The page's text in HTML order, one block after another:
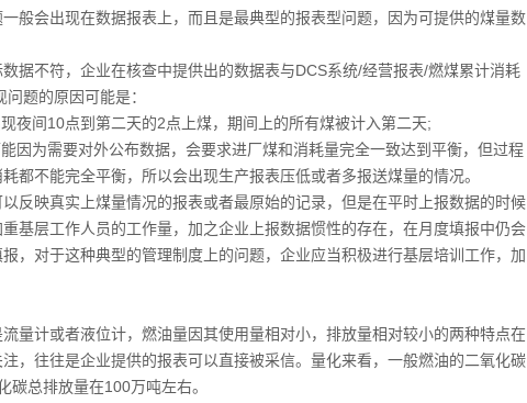
会出现在数据报表上，而且是最典型的报表型问题，因为可提供的煤量数
不符，企业在核查中提供出的数据表与DCS系统/经营报表/燃煤累计消耗
题的原因可能是：
间10点到第二天的2点上煤，期间上的所有煤被计入第二天;
为需要对外公布数据，会要求进厂煤和消耗量完全一致达到平衡，但过程
都不能完全平衡，所以会出现生产报表压低或者多报送煤量的情况。
映真实上煤量情况的报表或者最原始的记录，但是在平时上报数据的时候
基层工作人员的工作量，加之企业上报数据惯性的存在，在月度填报中仍会
，对于这种典型的管理制度上的问题，企业应当积极进行基层培训工作，加
计或者液位计，燃油量因其使用量相对小，排放量相对较小的两种特点在
，往往是企业提供的报表可以直接被采信。量化来看，一般燃油的二氧化碳
总排放量在100万吨左右。